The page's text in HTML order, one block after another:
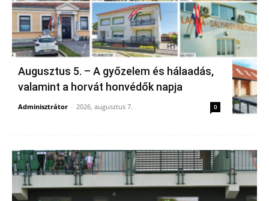
Augusztus 5. – A győzelem és hálaadás,
valamint a horvát honvédők napja
Adminisztrátor - 2026, augusztus 7. 0